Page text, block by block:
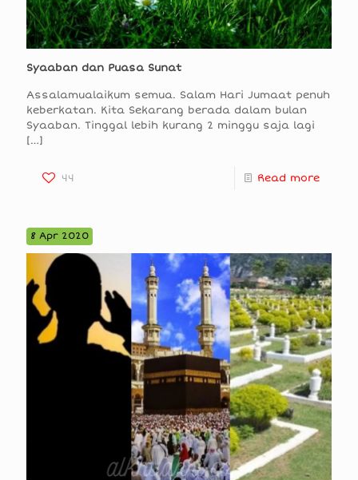
Syaaban dan Puasa Sunat
Assalamualaikum semua. Salam Hari Jumaat penuh
keberkatan. Kita Sekarang berada dalam bulan
Syaaban. Tinggal lebih kurang 2 minggu saja lagi
[…]
44 Read more
8 Apr 2020